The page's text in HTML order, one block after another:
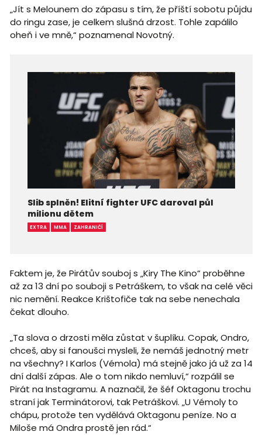
„Jít s Melounem do zápasu s tím, že příští sobotu půjdu
do ringu zase, je celkem slušná drzost. Tohle zapálilo
oheň i ve mně,“ poznamenal Novotný.
Slib splněn! Elitní fighter UFC daroval půl
milionu dětem
EXTRA MMA ZAHRANIČÍ
Faktem je, že Pirátův souboj s „Kiry The Kino“ proběhne
až za 13 dní po souboji s Petráškem, to však na celé věci
nic nemění. Reakce Krištofiče tak na sebe nenechala
čekat dlouho.
„Ta slova o drzosti měla zůstat v šuplíku. Copak, Ondro,
chceš, aby si fanoušci mysleli, že nemáš jednotný metr
na všechny? I Karlos (Vémola) má stejně jako já už za 14
dní další zápas. Ale o tom nikdo nemluví,“ rozpálil se
Pirát na Instagramu. A naznačil, že šéf Oktagonu trochu
straní jak Terminátorovi, tak Petráškovi. „U Vémoly to
chápu, protože ten vydělává Oktagonu peníze. No a
Miloše má Ondra prostě jen rád.“